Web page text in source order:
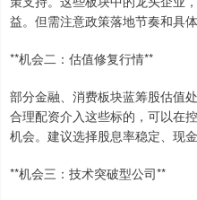
益。但需注意政策落地节奏和具体
**机会二：估值修复行情**
部分金融、消费板块蓝筹股估值
合理配资介入这些标的，可以在
机会。建议选择股息率稳定、现
**机会三：技术突破型公司**